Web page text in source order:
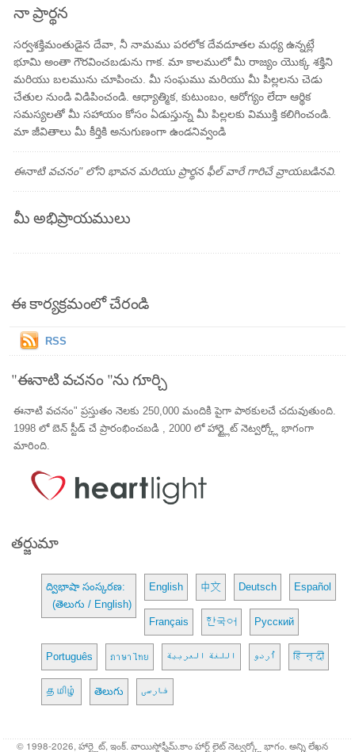
నా ప్రార్థన
సర్వశక్తిమంతుడైన దేవా, నీ నామము పరలోక దేవదూతల మధ్య ఉన్నట్లే
భూమి అంతా గౌరవించబడును గాక. మా కాలములో మీ రాజ్యం యొక్క శక్తిని
మరియు బలమును చూపించు. మీ సంఘము మరియు మీ పిల్లలను చెడు
చేతుల నుండి విడిపించండి. ఆధ్యాత్మిక, కుటుంబం, ఆరోగ్యం లేదా ఆర్థిక
సమస్యలతో మీ సహాయం కోసం ఏడుస్తున్న మీ పిల్లలకు విముక్తి కలిగించండి.
మా జీవితాలు మీ కీర్తికి అనుగుణంగా ఉండనివ్వండి
ఈనాటి వచనం" లోని భావన మరియు ప్రార్థన ఫీల్ వారే గారిచే వ్రాయబడినవి.
మీ అభిప్రాయములు
ఈ కార్యక్రమంలో చేరండి
RSS
"ఈనాటి వచనం "ను గూర్చి
ఈనాటి వచనం" ప్రస్తుతం నెలకు 250,000 మందికి పైగా పాఠకులచే చదువుతుంది.
1998 లో బెన్ స్టీడ్ చే ప్రారంభించబడి , 2000 లో హార్ట్లైట్ నెట్వర్క్లో భాగంగా
మారింది.
తర్జుమా
ద్విభాషా సంస్కరణ:
(తెలుగు / English)
English 中文 Deutsch Español
Français 한국어 Русский
Português ภาษาไทย اللغة العربية اُردو हिन्दी
தமிழ் తెలుగు فارسی
© 1998-2026, హార్ట్లైట్, ఇంక్. వాయిస్హోఫ్హీమ్.కాం హార్ట్ లైట్ నెట్వర్క్లో భాగం. అన్ని లేఖన